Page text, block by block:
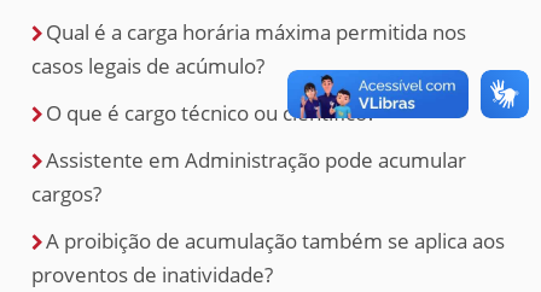
Qual é a carga horária máxima permitida nos
casos legais de acúmulo?
O que é cargo técnico ou científico?
Assistente em Administração pode acumular
cargos?
A proibição de acumulação também se aplica aos
proventos de inatividade?